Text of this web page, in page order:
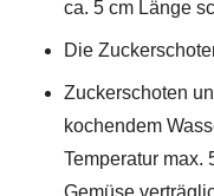
ca. 5 cm Länge
Die
Zuckerschoten
kochendem
Temperatur max.
Gemüse